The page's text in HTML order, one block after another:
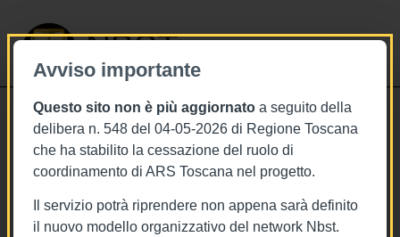
Avviso importante
Questo sito non è più aggiornato a seguito della
delibera n. 548 del 04-05-2026 di Regione Toscana
che ha stabilito la cessazione del ruolo di
coordinamento di ARS Toscana nel progetto.
Il servizio potrà riprendere non appena sarà definito
il nuovo modello organizzativo del network Nbst.
NBST
14/6/2021
Delibera n.635 del 14 giugno 2021